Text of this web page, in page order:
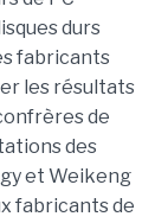
durs
fabricants
les résultats
de
des
et Weikeng
fabricants de